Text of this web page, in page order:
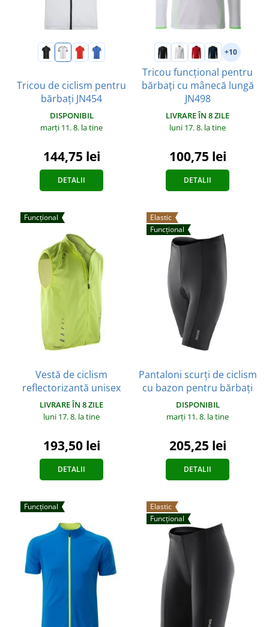
Tricou de ciclism pentru
bărbați JN454
DISPONIBIL
marți 11. 8. la tine
144,75 lei
DETALII
+10
Tricou funcțional pentru
bărbați cu mânecă lungă
JN498
LIVRARE ÎN 8 ZILE
luni 17. 8. la tine
100,75 lei
DETALII
Funcțional
Vestă de ciclism
reflectorizantă unisex
LIVRARE ÎN 8 ZILE
luni 17. 8. la tine
193,50 lei
DETALII
Elastic
Funcțional
Pantaloni scurți de ciclism
cu bazon pentru bărbați
DISPONIBIL
marți 11. 8. la tine
205,25 lei
DETALII
Funcțional
Elastic
Funcțional